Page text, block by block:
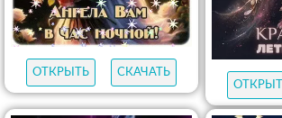
ОТКРЫТЬ
СКАЧАТЬ